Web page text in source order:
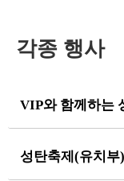
각종 행사
VIP와 함께하는
성탄축제(유치부)